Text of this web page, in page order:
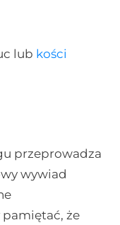
lub kości
przeprowadza
wywiad
pamiętać, że